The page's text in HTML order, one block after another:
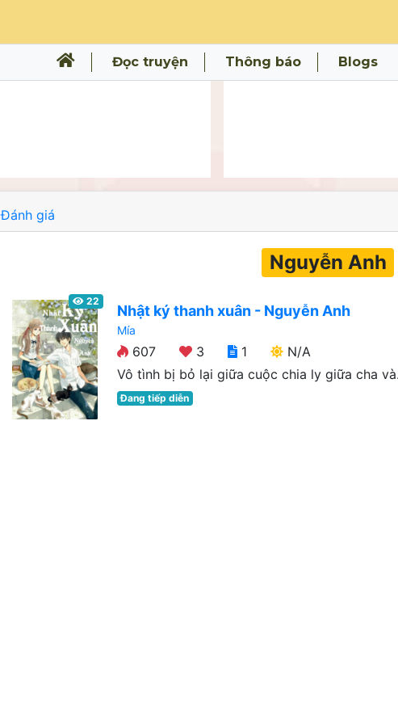
Đọc truyện Thông báo Blogs
Đánh giá
Nguyễn Anh
22
Nhật ký thanh xuân - Nguyễn Anh
Mía
607 3 1
N/A
Vô tình bị bỏ lại giữa cuộc chia ly giữa cha
Đang tiếp diễn